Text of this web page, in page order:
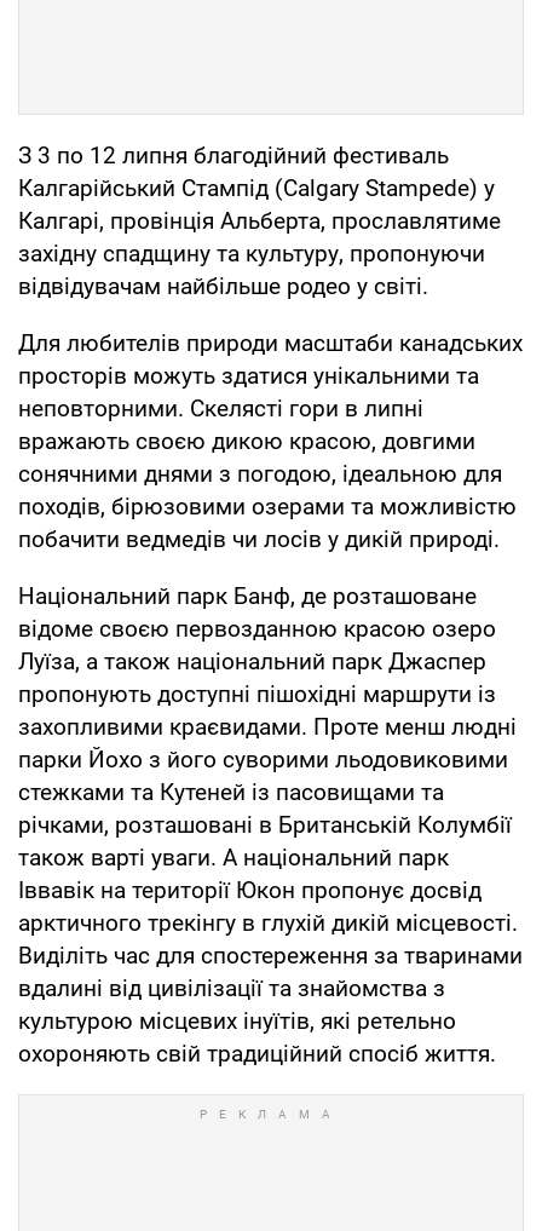
З 3 по 12 липня благодійний фестиваль
Калгарійський Стампід (Calgary Stampede) у
Калгарі, провінція Альберта, прославлятиме
західну спадщину та культуру, пропонуючи
відвідувачам найбільше родео у світі.
Для любителів природи масштаби канадських
просторів можуть здатися унікальними та
неповторними. Скелясті гори в липні
вражають своєю дикою красою, довгими
сонячними днями з погодою, ідеальною для
походів, бірюзовими озерами та можливістю
побачити ведмедів чи лосів у дикій природі.
Національний парк Банф, де розташоване
відоме своєю первозданною красою озеро
Луїза, а також національний парк Джаспер
пропонують доступні пішохідні маршрути із
захопливими краєвидами. Проте менш людні
парки Йохо з його суворими льодовиковими
стежками та Кутеней із пасовищами та
річками, розташовані в Британській Колумбії
також варті уваги. А національний парк
Іввавік на території Юкон пропонує досвід
арктичного трекінгу в глухій дикій місцевості.
Виділіть час для спостереження за тваринами
вдалині від цивілізації та знайомства з
культурою місцевих інуїтів, які ретельно
охороняють свій традиційний спосіб життя.